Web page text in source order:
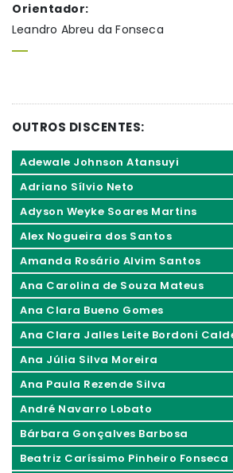
Orientador:
Leandro Abreu da Fonseca
OUTROS DISCENTES:
Adewale Johnson Atansuyi
Adriano Sílvio Neto
Adyson Weyke Soares Martins
Alex Nogueira dos Santos
Amanda Rosário Alvim Santos
Ana Carolina de Souza Mateus
Ana Clara Bueno Gomes
Ana Clara Jalles Leite Bordoni
Ana Júlia Silva Moreira
Ana Paula Rezende Silva
André Navarro Lobato
Bárbara Gonçalves Barbosa
Beatriz Caríssimo Pinheiro Fonseca